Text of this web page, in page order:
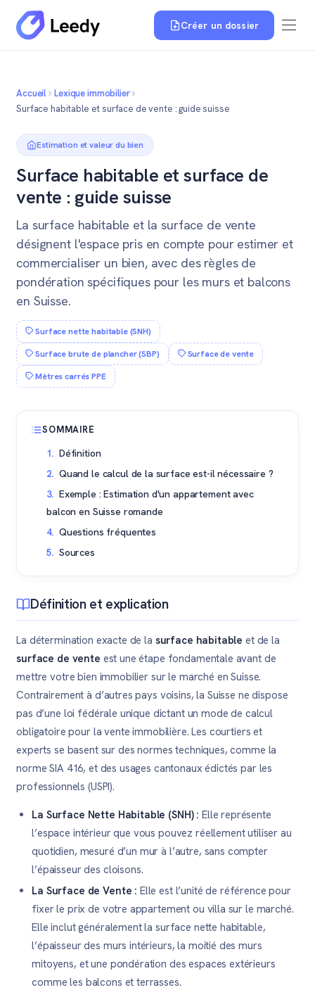
Créer un dossier
Accueil
Lexique immobilier
Surface habitable et surface de vente : guide suisse
Estimation et valeur du bien
Surface habitable et surface de
vente : guide suisse
La surface habitable et la surface de vente
désignent l'espace pris en compte pour estimer et
commercialiser un bien, avec des règles de
pondération spécifiques pour les murs et balcons
en Suisse.
Surface nette habitable (SNH)
Surface brute de plancher (SBP)
Surface de vente
Mètres carrés PPE
SOMMAIRE
Définition
Quand le calcul de la surface est-il nécessaire ?
Exemple : Estimation d'un appartement avec
balcon en Suisse romande
Questions fréquentes
Sources
Définition et explication
La détermination exacte de la surface habitable et de la
surface de vente est une étape fondamentale avant de
mettre votre bien immobilier sur le marché en Suisse.
Contrairement à d’autres pays voisins, la Suisse ne dispose
pas d’une loi fédérale unique dictant un mode de calcul
obligatoire pour la vente immobilière. Les courtiers et
experts se basent sur des normes techniques, comme la
norme SIA 416, et des usages cantonaux édictés par les
professionnels (USPI).
La Surface Nette Habitable (SNH) : Elle représente
l’espace intérieur que vous pouvez réellement utiliser au
quotidien, mesuré d’un mur à l’autre, sans compter
l’épaisseur des cloisons.
La Surface de Vente : Elle est l’unité de référence pour
fixer le prix de votre appartement ou villa sur le marché.
Elle inclut généralement la surface nette habitable,
l’épaisseur des murs intérieurs, la moitié des murs
mitoyens, et une pondération des espaces extérieurs
comme les balcons et terrasses.